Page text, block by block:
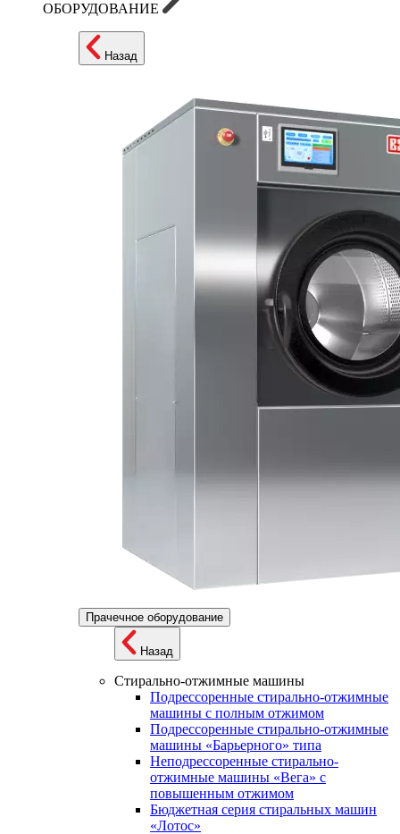
ОБОРУДОВАНИЕ
Назад
Прачечное оборудование
Назад
Стирально-отжимные машины
Подрессоренные стирально-отжимные
машины с полным отжимом
Подрессоренные стирально-отжимные
машины «Барьерного» типа
Неподрессоренные стирально-
отжимные машины «Вега» с
повышенным отжимом
Бюджетная серия стиральных машин
«Лотос»